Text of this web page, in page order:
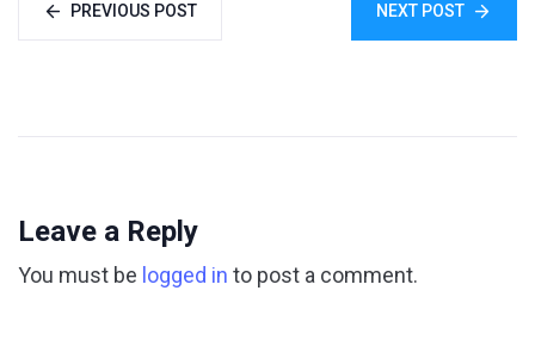
PREVIOUS POST NEXT POST
Leave a Reply
You must be logged in to post a comment.